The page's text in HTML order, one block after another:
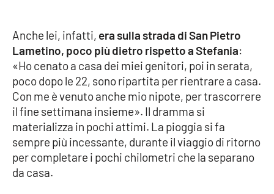
Politica
Sanità
Società
Sport
Anche lei, infatti, era sulla strada di San Pietro
Lametino, poco più dietro rispetto a Stefania:
«Ho cenato a casa dei miei genitori, poi in serata,
poco dopo le 22, sono ripartita per rientrare a casa.
Con me è venuto anche mio nipote, per trascorrere
il fine settimana insieme». Il dramma si
materializza in pochi attimi. La pioggia si fa
sempre più incessante, durante il viaggio di ritorno
per completare i pochi chilometri che la separano
da casa.